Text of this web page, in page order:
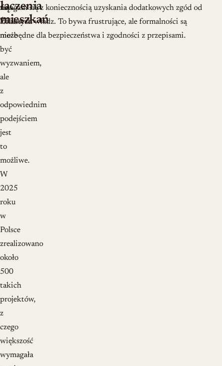
łączenia
mieszkań
na
Żoliborzu
może
być
wyzwaniem,
ale
z
odpowiednim
podejściem
jest
to
możliwe.
W
2025
roku
w
Polsce
zrealizowano
około
500
takich
projektów,
z
czego
większość
wymagała
zmagam się z koniecznością uzyskania dodatkowych zgód od
lokalnych władz. To bywa frustrujące, ale formalności są
niezbędne dla bezpieczeństwa i zgodności z przepisami.